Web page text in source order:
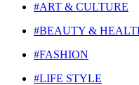
#ART & CULTURE
#BEAUTY &
#FASHION
#LIFE STYLE